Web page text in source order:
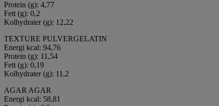
Protein (g): 4,77
Fett (g): 0,2
Kolhydrater (g): 12,22
TEXTURE PULVERGELATIN
Energi kcal: 94,76
Protein (g): 11,54
Fett (g): 0,19
Kolhydrater (g): 11,2
AGAR AGAR
Energi kcal: 58,81